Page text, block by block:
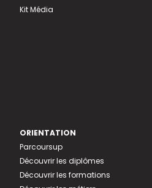
Kit Média
ORIENTATION
Parcoursup
Découvrir les diplômes
Découvrir les formations